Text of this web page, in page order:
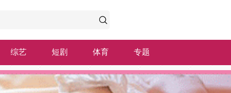
综艺 短剧 体育 专题